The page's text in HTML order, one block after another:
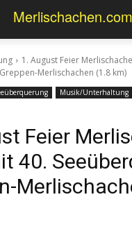
Merlischachen.com
1. August Feier
Merlischachen (1.8 km)
Musik/Unterhaltung
Feier
40.